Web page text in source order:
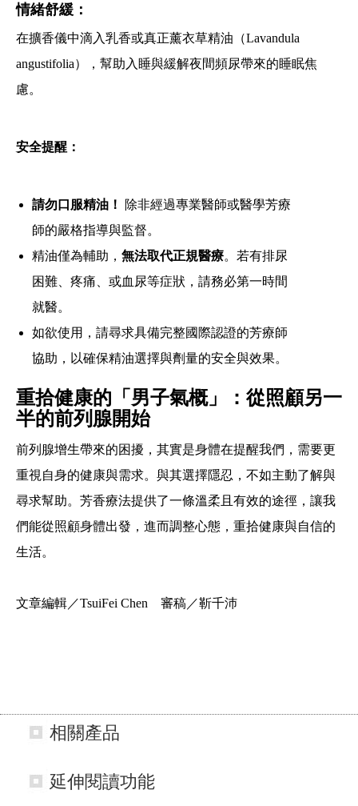
情緒舒緩：
在擴香儀中滴入乳香或真正薰衣草精油（Lavandula
angustifolia），幫助入睡與緩解夜間頻尿帶來的睡眠焦
慮。
安全提醒：
請勿口服精油！
除非經過專業醫師或醫學芳療
師的嚴格指導與監督。
精油僅為輔助， 無法取代正規醫療。若有排尿
困難、疼痛、或血尿等症狀，請務必第一時間
就醫。
如欲使用，請尋求具備完整國際認證的芳療師
協助，以確保精油選擇與劑量的安全與效果。
重拾健康的「男子氣概」：從照顧另一
半的前列腺開始
前列腺增生帶來的困擾，其實是身體在提醒我們，需要更
重視自身的健康與需求。與其選擇隱忍，不如主動了解與
尋求幫助。芳香療法提供了一條溫柔且有效的途徑，讓我
們能從照顧身體出發，進而調整心態，重拾健康與自信的
生活。
文章編輯／TsuiFei Chen 審稿／靳千沛
相關產品
延伸閱讀功能